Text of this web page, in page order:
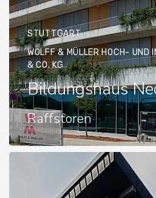
STUTTGART
WOLFF & MÜLLER HOCH- UND
& CO. KG
Bildungshaus
Raffstoren